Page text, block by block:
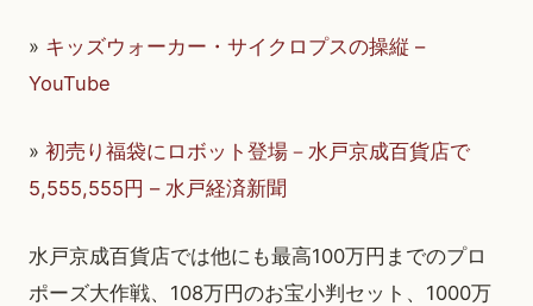
» キッズウォーカー・サイクロプスの操縦 –
YouTube
» 初売り福袋にロボット登場－水戸京成百貨店で
5,555,555円 – 水戸経済新聞
水戸京成百貨店では他にも最高100万円までのプロ
ポーズ大作戦、108万円のお宝小判セット、1000万